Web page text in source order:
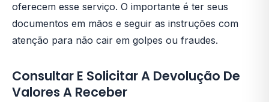
oferecem esse serviço. O importante é ter seus
documentos em mãos e seguir as instruções com
atenção para não cair em golpes ou fraudes.
Consultar E Solicitar A Devolução De
Valores A Receber